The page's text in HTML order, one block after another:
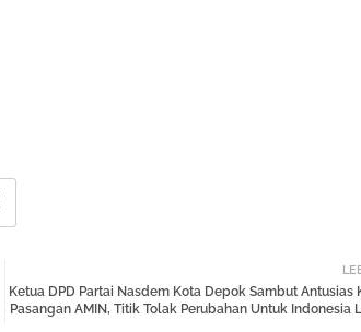
Ketua DPD Partai Nasdem Kota Depok Sambut Antusias
Pasangan AMIN, Titik Tolak Perubahan Untuk Indonesia